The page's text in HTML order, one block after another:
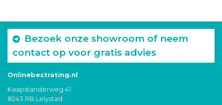
Bezoek onze showroom of neem
contact op voor gratis advies
Onlinebestrating.nl
Kaapstanderweg 41
8243 RB Lelystad